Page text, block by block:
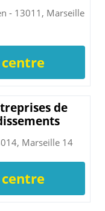
- 13011, Marseille
de
Marseille 14